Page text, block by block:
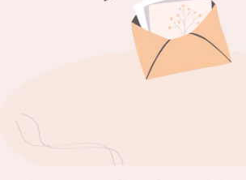
Produits de coiffage : Créez le look que
à notre assortiment de produits
sprays, des gels et des mousses.
de qualité professionnelle, tels que les
après-rasages et les produits essentiels